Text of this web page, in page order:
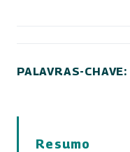
PALAVRAS-CHAVE:
Resumo